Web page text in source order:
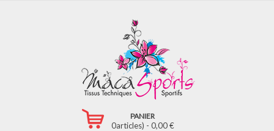
PANIER
0articles) - 0,00€